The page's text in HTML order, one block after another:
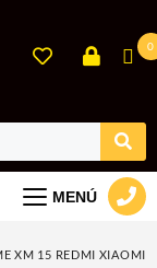
0
MENÚ
XM 15 REDMI XIAOMI